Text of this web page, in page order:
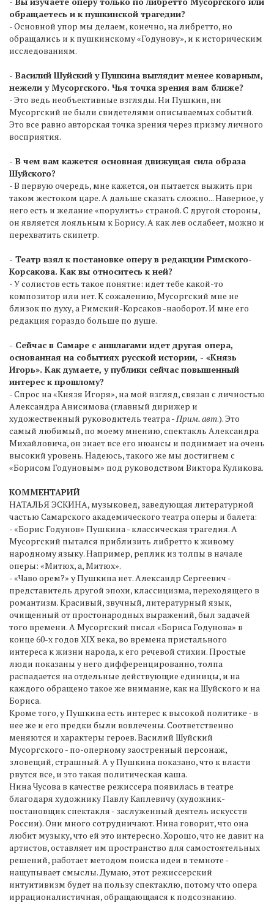
обращаетесь и к пушкинской трагедии?
- Основной упор мы делаем, конечно, на либретто, но
обращались и к пушкинскому «Годунову», и к историческим
исследованиям.
- Василий Шуйский у Пушкина выглядит менее коварным,
нежели у Мусоргского. Чья точка зрения вам ближе?
- Это ведь необъективные взгляды. Ни Пушкин, ни
Мусоргский не были свидетелями описываемых событий.
Это все равно авторская точка зрения через призму личного
восприятия.
- В чем вам кажется основная движущая сила образа
Шуйского?
- В первую очередь, мне кажется, он пытается выжить при
таком жестоком царе. А дальше сказать сложно... Наверное, у
него есть и желание «порулить» страной. С другой стороны,
он является лояльным к Борису. А как лев ослабеет, можно и
перехватить скипетр.
- Театр взял к постановке оперу в редакции Римского-
Корсакова. Как вы относитесь к ней?
- У солистов есть такое понятие: идет тебе какой-то
композитор или нет. К сожалению, Мусоргский мне не
близок по духу, а Римский-Корсаков -наоборот. И мне его
редакция гораздо больше по душе.
- Сейчас в Самаре с аншлагами идет другая опера,
основанная на событиях русской истории, - «Князь
Игорь». Как думаете, у публики сейчас повышенный
интерес к прошлому?
- Спрос на «Князя Игоря», на мой взгляд, связан с личностью
Александра Анисимова (главный дирижер и
художественный руководитель театра -Прим. авт.). Это
самый любимый, по моему мнению, спектакль Александра
Михайловича, он знает все его нюансы и поднимает на очень
высокий уровень. Надеюсь, такого же мы достигнем с
«Борисом Годуновым» под руководством Виктора Куликова.
КОММЕНТАРИЙ
НАТАЛЬЯ ЭСКИНА, музыковед, заведующая литературной
частью Самарского академического театра оперы и балета:
- «Борис Годунов» Пушкина - классическая трагедия. А
Мусоргский пытался приблизить либретто к живому
народному языку. Например, реплик из толпы в начале
оперы: «Митюх, а, Митюх».
- «Чаво орем?» у Пушкина нет. Александр Сергеевич -
представитель другой эпохи, классицизма, переходящего в
романтизм. Красивый, звучный, литературный язык,
очищенный от простонародных выражений, был задачей
того времени. А Мусоргский писал «Бориса Годунова» в
конце 60-х годов XIX века, во времена пристального
интереса к жизни народа, к его речевой стихии. Простые
люди показаны у него дифференцированно, толпа
распадается на отдельные действующие единицы, и на
каждого обращено такое же внимание, как на Шуйского и на
Бориса.
Кроме того, у Пушкина есть интерес к высокой политике - в
нее же и его предки были вовлечены. Соответственно
меняются и характеры героев. Василий Шуйский
Мусоргского - по-оперному заостренный персонаж,
зловещий, страшный. А у Пушкина показано, что к власти
рвутся все, и это такая политическая каша.
Нина Чусова в качестве режиссера появилась в театре
благодаря художнику Павлу Каплевичу (художник-
постановщик спектакля - заслуженный деятель искусств
России). Они много сотрудничают. Нина говорит, что она
любит музыку, что ей это интересно. Хорошо, что не давит на
артистов, оставляет им пространство для самостоятельных
решений, работает методом поиска идеи в темноте -
нащупывает смыслы. Думаю, этот режиссерский
интуитивизм будет на пользу спектаклю, потому что опера
иррационалистичная, обращающаяся к подсознанию.